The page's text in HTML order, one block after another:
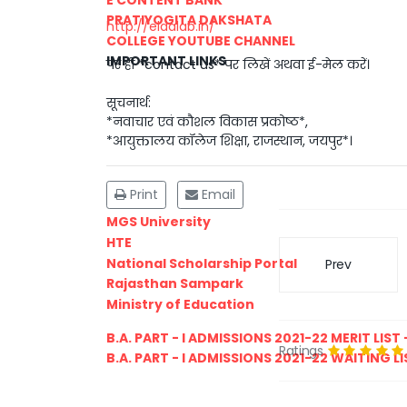
PRATIYOGITA DAKSHATA
COLLEGE YOUTUBE CHANNEL
IMPORTANT LINKS
MGS University
HTE
National Scholarship Portal
Rajasthan Sampark
Ministry of Education
B.A. PART - I ADMISSIONS 2021-22 MERIT LIST
B.A. PART - I ADMISSIONS 2021-22 WAITING
http://eldalab.in/
पर ही *contact us* पर लिखें अथवा ई-मेल करें।
सूचनार्थ:
*नवाचार एवं कौशल विकास प्रकोष्ठ*,
*आयुक्तालय कॉलेज शिक्षा, राजस्थान, जयपुर*।
Print Email
Prev
Ratings